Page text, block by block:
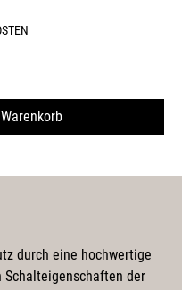
durch eine hochwertige
der